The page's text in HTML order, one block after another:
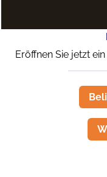
Eröffnen Sie jetzt